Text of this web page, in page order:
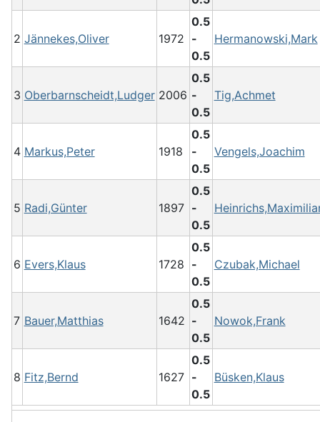
2 Jännekes,Oliver 1972
0.5
-
0.5
Hermanowski,Mark
3 Oberbarnscheidt,Ludger 2006
0.5
-
0.5
Tig,Achmet
4 Markus,Peter 1918
0.5
-
0.5
Vengels,Joachim
5 Radi,Günter 1897
0.5
-
0.5
6 Evers,Klaus 1728
0.5
-
0.5
Czubak,Michael
7 Bauer,Matthias 1642
0.5
-
0.5
Nowok,Frank
8 Fitz,Bernd 1627
0.5
-
0.5
Büsken,Klaus